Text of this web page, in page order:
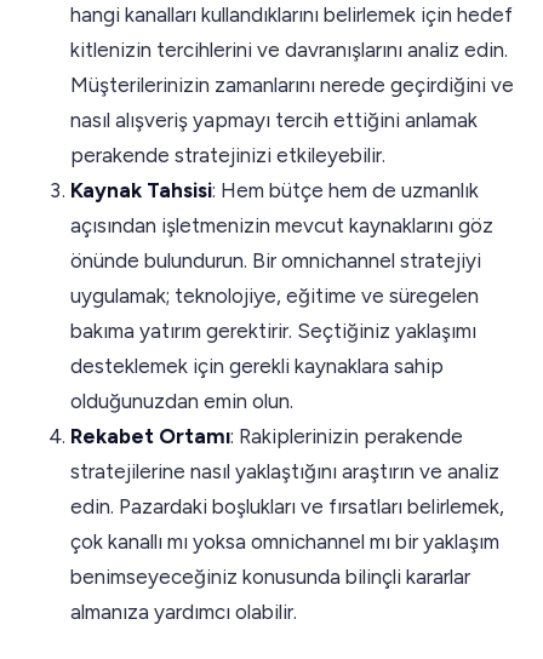
hangi kanalları kullandıklarını belirlemek için hedef
kitlenizin tercihlerini ve davranışlarını analiz edin.
Müşterilerinizin zamanlarını nerede geçirdiğini ve
nasıl alışveriş yapmayı tercih ettiğini anlamak
perakende stratejinizi etkileyebilir.
Kaynak Tahsisi: Hem bütçe hem de uzmanlık
açısından işletmenizin mevcut kaynaklarını göz
önünde bulundurun. Bir omnichannel stratejiyi
uygulamak; teknolojiye, eğitime ve süregelen
bakıma yatırım gerektirir. Seçtiğiniz yaklaşımı
desteklemek için gerekli kaynaklara sahip
olduğunuzdan emin olun.
Rekabet Ortamı: Rakiplerinizin perakende
stratejilerine nasıl yaklaştığını araştırın ve analiz
edin. Pazardaki boşlukları ve fırsatları belirlemek,
çok kanallı mı yoksa omnichannel mı bir yaklaşım
benimseyeceğiniz konusunda bilinçli kararlar
almanıza yardımcı olabilir.